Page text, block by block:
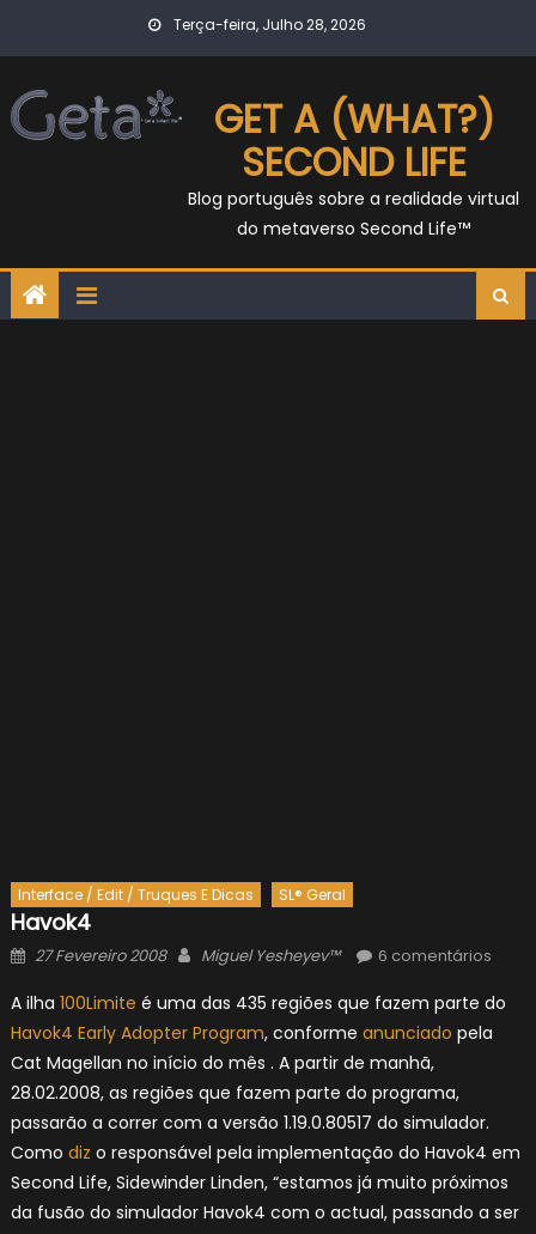
Terça-feira, Julho 28, 2026
GET A (WHAT?)
SECOND LIFE
Blog português sobre a realidade virtual
do metaverso Second Life™
Interface / Edit / Truques E Dicas SL® Geral
Havok4
Posted
27 Fevereiro 2008 Author
Miguel Yesheyev™ 6 comentários
A ilha 100Limite é uma das 435 regiões que fazem parte do
Havok4 Early Adopter Program, conforme anunciado pela
Cat Magellan no início do mês . A partir de manhã,
28.02.2008, as regiões que fazem parte do programa,
passarão a correr com a versão 1.19.0.80517 do simulador.
Como diz o responsável pela implementação do Havok4 em
Second Life, Sidewinder Linden, “estamos já muito próximos
da fusão do simulador Havok4 com o actual, passando a ser